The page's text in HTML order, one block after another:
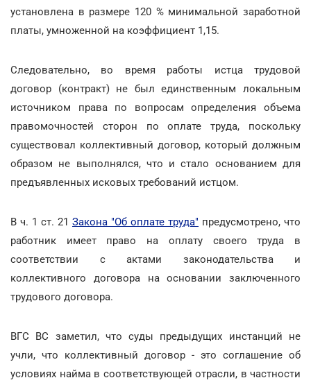
установлена в размере 120 % минимальной заработной
платы, умноженной на коэффициент 1,15.
Следовательно, во время работы истца трудовой
договор (контракт) не был единственным локальным
источником права по вопросам определения объема
правомочностей сторон по оплате труда, поскольку
существовал коллективный договор, который должным
образом не выполнялся, что и стало основанием для
предъявленных исковых требований истцом.
В ч. 1 ст. 21 Закона "Об оплате труда" предусмотрено, что
работник имеет право на оплату своего труда в
соответствии с актами законодательства и
коллективного договора на основании заключенного
трудового договора.
ВГС ВС заметил, что суды предыдущих инстанций не
учли, что коллективный договор - это соглашение об
условиях найма в соответствующей отрасли, в частности